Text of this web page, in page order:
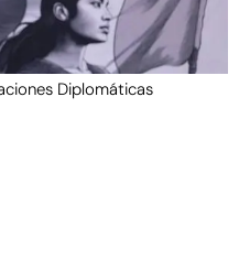
Diplomáticas